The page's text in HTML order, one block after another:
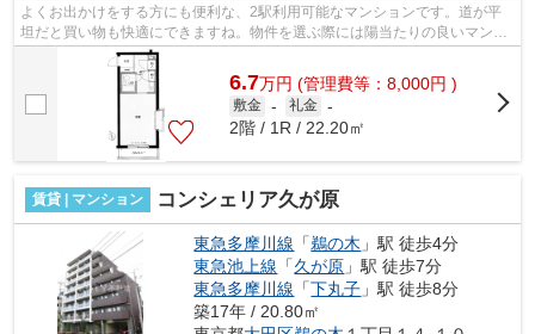
よくお出かけをする方にも便利な、2駅利用可能なマンションです。道が平
坦だと買い物も快適にできますね。物件を選ぶ際には陽当たりの良いマンシ
ョンを探したいですね。今回はそんな物...
6.7万円 (管理費等：8,000円 )
敷金 - 礼金 -
2階 / 1R / 22.20㎡
賃貸 | マンション コンシェリア久が原
東急多摩川線 「鵜の木 」駅 徒歩4分
東急池上線 「久が原 」駅 徒歩7分
東急多摩川線 「下丸子 」駅 徒歩8分
築17年 / 20.80㎡